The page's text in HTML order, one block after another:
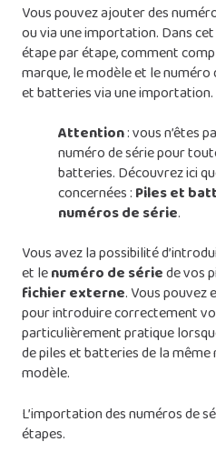
Vous pouvez ajouter des
ou via une importation. Dans
étape par étape, comment
marque, le modèle et le
et batteries via une importation.
Attention: vous n’êtes
numéro de série pour
batteries. Découvrez ici
concernées : Piles et
numéros de série.
Vous avez la possibilité
et lenuméro de sériede vos
fichier externe. Vous pouvez
pour introduire correctement
particulièrement pratique
de piles et batteries de la
modèle.
L’importation des numéros de
étapes.